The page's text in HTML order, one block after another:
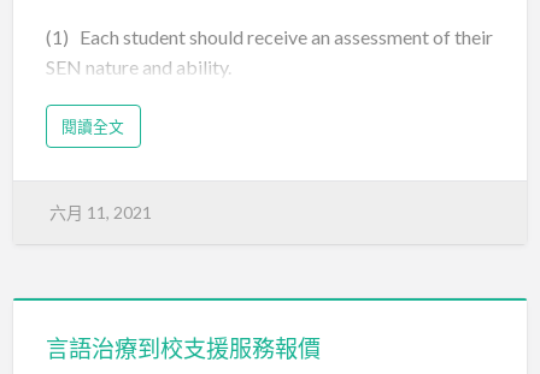
(1) Each student should receive an assessment of their
SEN nature and ability.
(2) A comprehensive report on each student should be
given to parents and teachers.
a. Background information
b. Nature of the problem
c. Assessment
閱讀全文
六月 11, 2021
言語治療到校支援服務報價